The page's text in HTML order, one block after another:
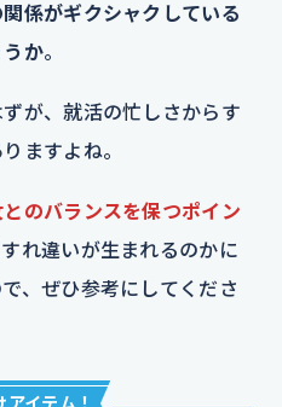
係がギクシャクしている
か。
が、就活の忙しさからす
ますよね。
のバランスを保つポイン
れ違いが生まれるのかに
、ぜひ参考にしてくださ
アイテム ！